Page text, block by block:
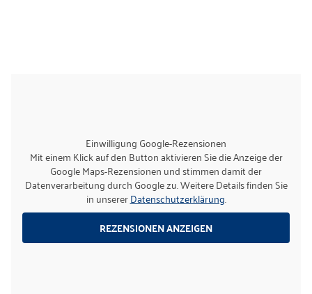
Einwilligung Google-Rezensionen
Mit einem Klick auf den Button aktivieren Sie die Anzeige der
Google Maps-Rezensionen und stimmen damit der
Datenverarbeitung durch Google zu. Weitere Details finden Sie
in unsererDatenschutzerklärung.
REZENSIONEN ANZEIGEN